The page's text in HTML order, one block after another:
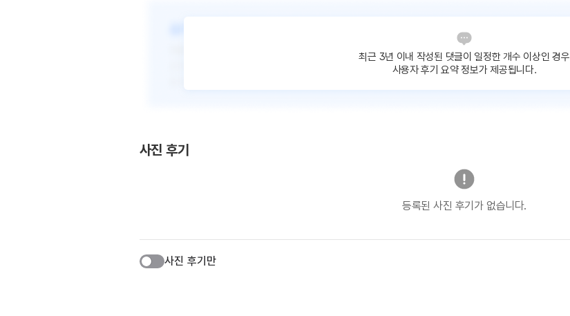
최근 3년 이내 작성된 댓글이 일정한 개수 이상인 경우
사용자 후기 요약 정보가 제공됩니다.
사진 후기
등록된 사진 후기가 없습니다.
사진 후기만